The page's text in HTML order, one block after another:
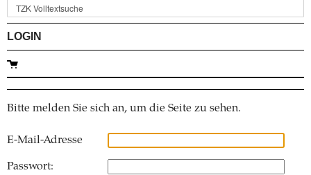
LOGIN
Bitte melden Sie sich an, um die Seite zu sehen.
E-Mail-Adresse
Passwort: